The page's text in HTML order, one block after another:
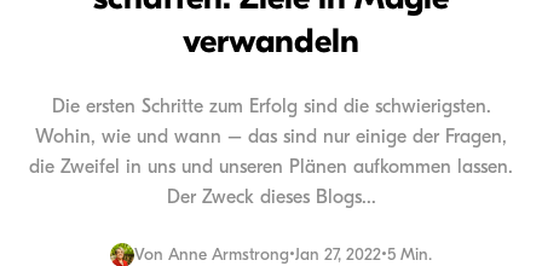
verwandeln
Die ersten Schritte zum Erfolg sind die schwierigsten.
Wohin, wie und wann – das sind nur einige der Fragen,
die Zweifel in uns und unseren Plänen aufkommen lassen.
Der Zweck dieses Blogs...
Von Anne Armstrong•Jan 27, 2022•5 Min.